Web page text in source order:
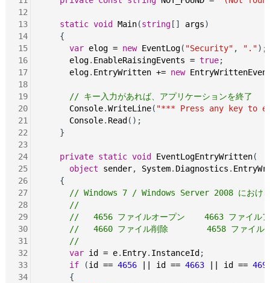
12
13
14
15
16
17
18
19
20
21
22
23
24
25
26
27
28
29
30
31
32
33
34
static void Main(string[] args)
    {
var elog = new EventLog( "Security" , ".");
elog. EnableRaisingEvents = true;
elog. EntryWritten += new
// キー入力があれば、アプリケーションを終了
Console.WriteLine( "*** Press any key to
Console. Read ();
    }
private static void EventLogEntryWritten(
object
sender, System. Diagnostics .
    {
// Windows 7 / Windows Server 2008 における
//
//   4656 ファイルオープン    4663 ファイル
//   4660 ファイル削除        4658 ファイル
//
var id = e. Entry. InstanceId ;
if (id == 4656 id == 4663 id ==
      {